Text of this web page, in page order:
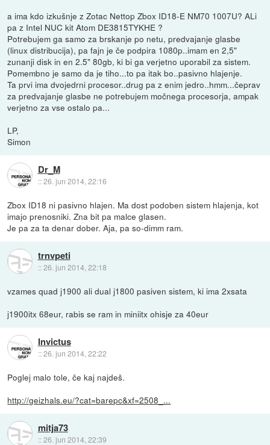
a ima kdo izkušnje z Zotac Nettop Zbox ID18-E NM70 1007U? ALi
pa z Intel NUC kit Atom DE3815TYKHE ?
Potrebujem ga samo za brskanje po netu, predvajanje glasbe
(linux distribucija), pa fajn je če podpira 1080p..imam en 2,5"
zunanji disk in en 2.5" 80gb, ki bi ga verjetno uporabil za sistem.
Pomembno je samo da je tiho...to pa itak bo..pasivno hlajenje.
Ta prvi ima dvojedrni procesor..drug pa z enim jedro..hmm...čeprav
za predvajanje glasbe ne potrebujem močnega procesorja, ampak
verjetno za vse ostalo pa...
LP,
Simon
Dr_M
::26. jun 2014, 22:16
Zbox ID18 ni pasivno hlajen. Ma dost podoben sistem hlajenja, kot
imajo prenosniki. Zna bit pa malce glasen.
Je pa za ta denar dober. Aja, pa so-dimm ram.
trnvpeti
::26. jun 2014, 22:18
vzames quad j1900 ali dual j1800 pasiven sistem, ki ima 2xsata
j1900itx 68eur, rabis se ram in miniitx ohisje za 40eur
Invictus
::26. jun 2014, 22:22
Poglej malo tole, če kaj najdeš.
http://geizhals.eu/?cat=barepc&xf=2508_...
mitja73
::26. jun 2014, 22:39